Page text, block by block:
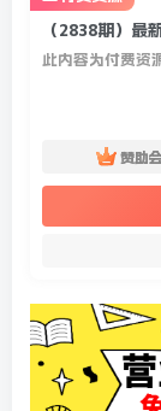
此内容为付费资
赞助